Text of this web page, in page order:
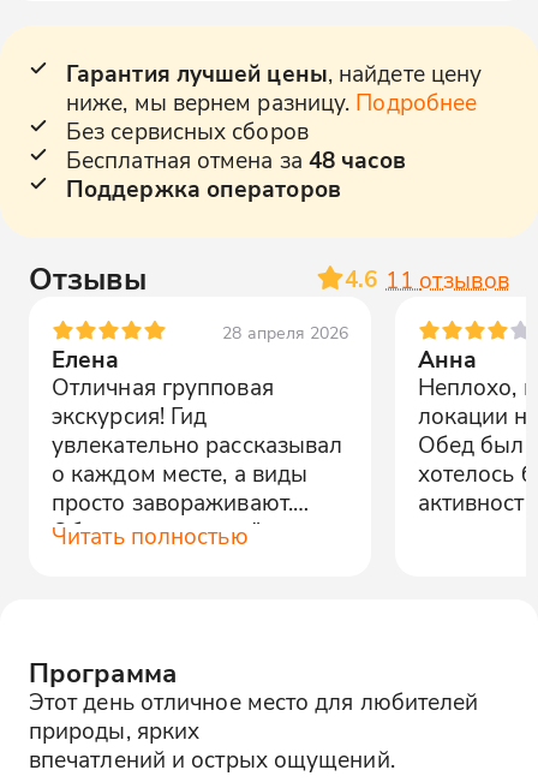
Гарантия лучшей цены, найдете цену
ниже, мы вернем разницу. Подробнее
Без сервисных сборов
Бесплатная отмена за 48 часов
Поддержка операторов
Отзывы 4.6 11 отзывов
28 апреля 2026
Елена
Отличная групповая
экскурсия! Гид
увлекательно рассказывал
о каждом месте, а виды
просто завораживают.
Обязательно вернёмся
Читать полностью
Анна
Неплохо,
локации
Обед был
хотелось
Программа
Этот день отличное место для любителей
природы, ярких
впечатлений и острых ощущений.